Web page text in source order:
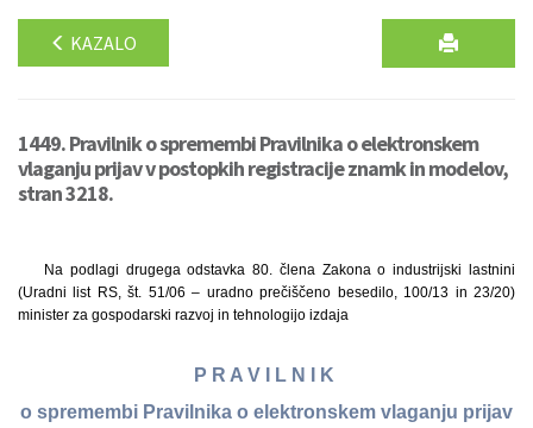
KAZALO
1449. Pravilnik o spremembi Pravilnika o elektronskem
vlaganju prijav v postopkih registracije znamk in modelov,
stran 3218.
Na podlagi drugega odstavka 80. člena Zakona o industrijski lastnini
(Uradni list RS, št. 51/06 – uradno prečiščeno besedilo, 100/13 in 23/20)
minister za gospodarski razvoj in tehnologijo izdaja
P R A V I L N I K
o spremembi Pravilnika o elektronskem vlaganju prijav